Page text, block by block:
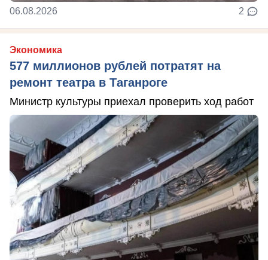
06.08.2026 2
Экономика
577 миллионов рублей потратят на
ремонт театра в Таганроге
Министр культуры приехал проверить ход работ